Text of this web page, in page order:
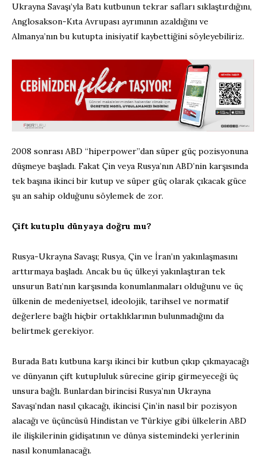
Ukrayna Savaşı’yla Batı kutbunun tekrar safları sıklaştırdığını,
Anglosakson-Kıta Avrupası ayrımının azaldığını ve
Almanya’nın bu kutupta inisiyatif kaybettiğini söyleyebiliriz.
2008 sonrası ABD “hiperpower”dan süper güç pozisyonuna
düşmeye başladı. Fakat Çin veya Rusya’nın ABD’nin karşısında
tek başına ikinci bir kutup ve süper güç olarak çıkacak güce
şu an sahip olduğunu söylemek de zor.
Çift kutuplu dünyaya doğru mu?
Rusya-Ukrayna Savaşı; Rusya, Çin ve İran’ın yakınlaşmasını
arttırmaya başladı. Ancak bu üç ülkeyi yakınlaştıran tek
unsurun Batı’nın karşısında konumlanmaları olduğunu ve üç
ülkenin de medeniyetsel, ideolojik, tarihsel ve normatif
değerlere bağlı hiçbir ortaklıklarının bulunmadığını da
belirtmek gerekiyor.
Burada Batı kutbuna karşı ikinci bir kutbun çıkıp çıkmayacağı
ve dünyanın çift kutupluluk sürecine girip girmeyeceği üç
unsura bağlı. Bunlardan birincisi Rusya’nın Ukrayna
Savaşı’ndan nasıl çıkacağı, ikincisi Çin’in nasıl bir pozisyon
alacağı ve üçüncüsü Hindistan ve Türkiye gibi ülkelerin ABD
ile ilişkilerinin gidişatının ve dünya sistemindeki yerlerinin
nasıl konumlanacağı.